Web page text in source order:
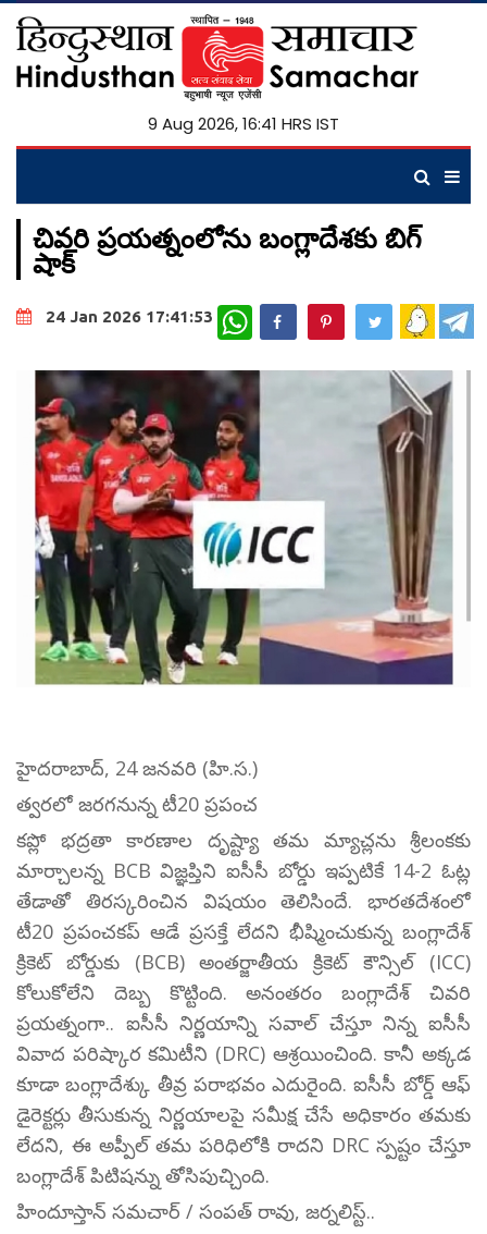
9 Aug 2026, 16:41 HRS IST
చివరి ప్రయత్నంలోను బంగ్లాదేశకు బిగ్
షాక్
24 Jan 2026 17:41:53 WhatsApp
హైదరాబాద్, 24 జనవరి (హి.స.)
త్వరలో జరగనున్న టీ20 ప్రపంచ
కప్లో భద్రతా కారణాల దృష్ట్యా తమ మ్యాచ్లను శ్రీలంకకు
మార్చాలన్న BCB విజ్ఞప్తిని ఐసీసీ బోర్డు ఇప్పటికే 14-2 ఓట్ల
తేడాతో తిరస్కరించిన విషయం తెలిసిందే. భారతదేశంలో
టీ20 ప్రపంచకప్ ఆడే ప్రసక్తే లేదని భీష్మించుకున్న బంగ్లాదేశ్
క్రికెట్ బోర్డుకు (BCB) అంతర్జాతీయ క్రికెట్ కౌన్సిల్ (ICC)
కోలుకోలేని దెబ్బ కొట్టింది. అనంతరం బంగ్లాదేశ్ చివరి
ప్రయత్నంగా.. ఐసీసీ నిర్ణయాన్ని సవాల్ చేస్తూ నిన్న ఐసీసీ
వివాద పరిష్కార కమిటీని (DRC) ఆశ్రయించింది. కానీ అక్కడ
కూడా బంగ్లాదేశ్కు తీవ్ర పరాభవం ఎదురైంది. ఐసీసీ బోర్డ్ ఆఫ్
డైరెక్టర్లు తీసుకున్న నిర్ణయాలపై సమీక్ష చేసే అధికారం తమకు
లేదని, ఈ అప్పీల్ తమ పరిధిలోకి రాదని DRC స్పష్టం చేస్తూ
బంగ్లాదేశ్ పిటిషన్ను తోసిపుచ్చింది.
హిందూస్తాన్ సమచార్ / సంపత్ రావు, జర్నలిస్ట్..